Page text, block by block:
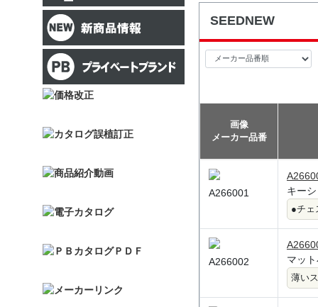
SEEDNEW
画像
メーカー品番
A266001
キー
●チェ
A266002
マッ
薄い